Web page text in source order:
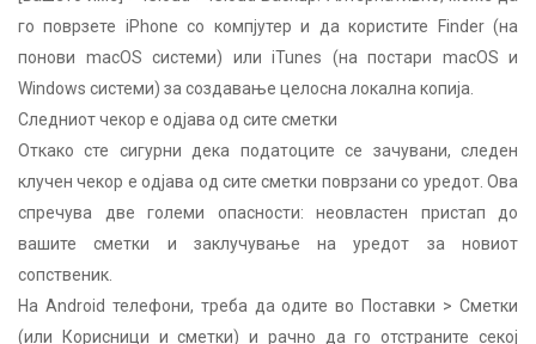
го поврзете iPhone со компјутер и да користите Finder (на
понови macOS системи) или iTunes (на постари macOS и
Windows системи) за создавање целосна локална копија.
Следниот чекор е одјава од сите сметки
Откако сте сигурни дека податоците се зачувани, следен
клучен чекор е одјава од сите сметки поврзани со уредот. Ова
спречува две големи опасности: неовластен пристап до
вашите сметки и заклучување на уредот за новиот
сопственик.
На Android телефони, треба да одите во Поставки > Сметки
(или Корисници и сметки) и рачно да го отстраните секој